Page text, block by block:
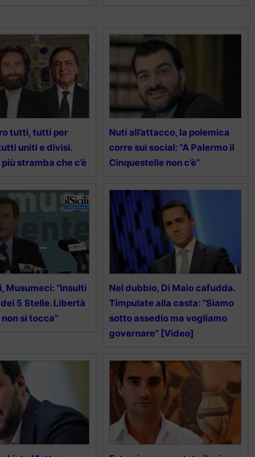
tutti, tutti per
uniti e divisi.
più stramba che c’è
Nuti all’attacco, la polemica
corre sui social: “A Palermo il
Cinquestelle non c’è”
Musumeci: “Insulti
5 Stelle. Libertà
si tocca”
Nel dubbio, Di Maio cafudda.
Timpulate alla casta: “Siamo
sotto assedio ma vogliamo
governare” [Video]